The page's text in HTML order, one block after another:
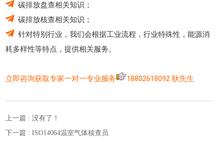
碳排放盘查相关知识；
碳排放核查相关知识；
针对特别行业，我们会根据工业流程，行业特殊性，能源消
耗多样性等特点，提供相关服务。
立即咨询获取专家一对一专业服务 18802618092 耿先生
上一篇 : 没有了！
下一篇 : ISO14064温室气体核查员